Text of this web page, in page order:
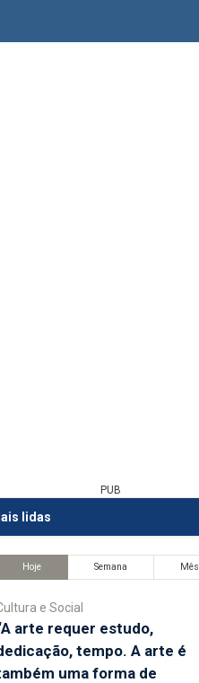
PUB
lidas
Hoje Semana Mês
e Social
arte requer estudo,
tempo. A arte é
uma forma de